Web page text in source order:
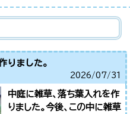
りました。
2026/07/31
中庭に雑草、落ち葉入れを作
りました。今後、この中に雑草